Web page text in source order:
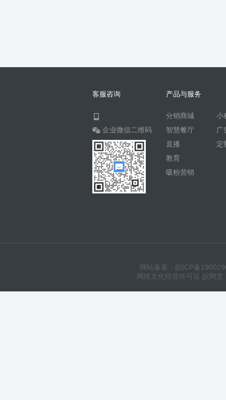
客服咨询
企业微信二维码
产品与服务
分销商城
智慧餐厅
直播
教育
吸粉营销
小
广
定
网站备案：皖ICP备
网络文化经营许可证 皖网